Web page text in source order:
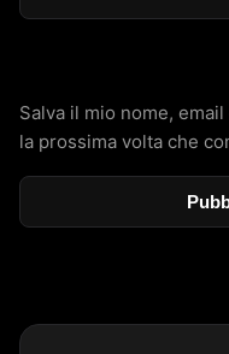
Salva il mio nome,
la prossima volta che